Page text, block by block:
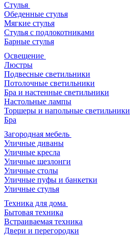
Стулья
Обеденные стулья
Мягкие стулья
Стулья с подлокотниками
Барные стулья
Освещение
Люстры
Подвесные светильники
Потолочные светильники
Бра и настенные светильники
Настольные лампы
Торшеры и напольные светильники
Бра
Загородная мебель
Уличные диваны
Уличные кресла
Уличные шезлонги
Уличные столы
Уличные пуфы и банкетки
Уличные стулья
Техника для дома
Бытовая техника
Встраиваемая техника
Двери и перегородки